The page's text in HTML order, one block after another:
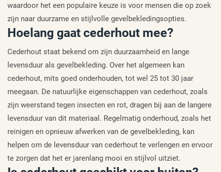
waardoor het een populaire keuze is voor mensen die op zoek
zijn naar duurzame en stijlvolle gevelbekledingsopties.
Hoelang gaat cederhout mee?
Cederhout staat bekend om zijn duurzaamheid en lange
levensduur als gevelbekleding. Over het algemeen kan
cederhout, mits goed onderhouden, tot wel 25 tot 30 jaar
meegaan. De natuurlijke eigenschappen van cederhout, zoals
zijn weerstand tegen insecten en rot, dragen bij aan de langere
levensduur van dit materiaal. Regelmatig onderhoud, zoals het
reinigen en opnieuw afwerken van de gevelbekleding, kan
helpen om de levensduur van cederhout te verlengen en ervoor
te zorgen dat het er jarenlang mooi en stijlvol uitziet.